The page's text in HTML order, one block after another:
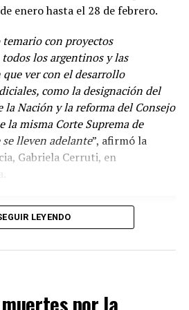
la circulación de las variantes ha
el principio la vacuna en el
en las hospitalizaciones y
Vacunación son del laboratorio
enero hasta el 28 de febrero.
con proyectos
los argentinos y las
ver con el desarrollo
como la designación del
la Nación y la reforma del Consejo
la misma Corte Suprema de
lleven adelante”, afirmó la
Gabriela Cerruti, en
LEYENDO
por la